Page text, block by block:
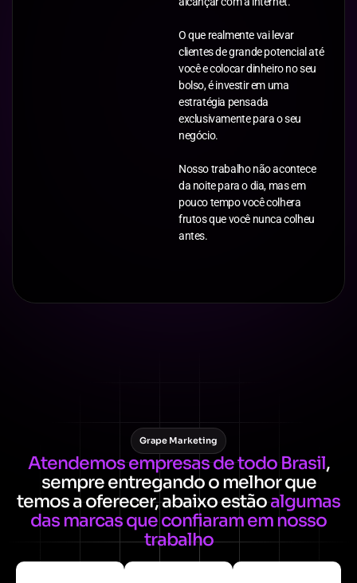
O que realmente vai levar
clientes de grande potencial até
você e colocar dinheiro no seu
bolso, é investir em uma
estratégia pensada
exclusivamente para o seu
negócio.
Nosso trabalho não acontece
da noite para o dia, mas em
pouco tempo você colhera
frutos que você nunca colheu
antes.
Atendemos empresas de todo Brasil,
sempre entregando o melhor que
temos a oferecer, abaixo estãoalgumas
das marcas que confiaram em nosso
trabalho
Grape Marketing